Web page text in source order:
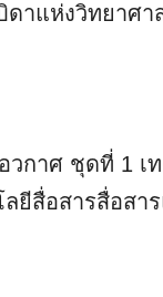
าแห่งวิทยาศา
กาศ ชุดที่ 1 เ
ยีสื่อสารสื่อสา